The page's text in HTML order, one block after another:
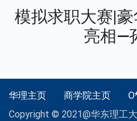
模拟求职大赛|
亮相—
华理主页 商学院主页
Copyright © 2021@华东理工